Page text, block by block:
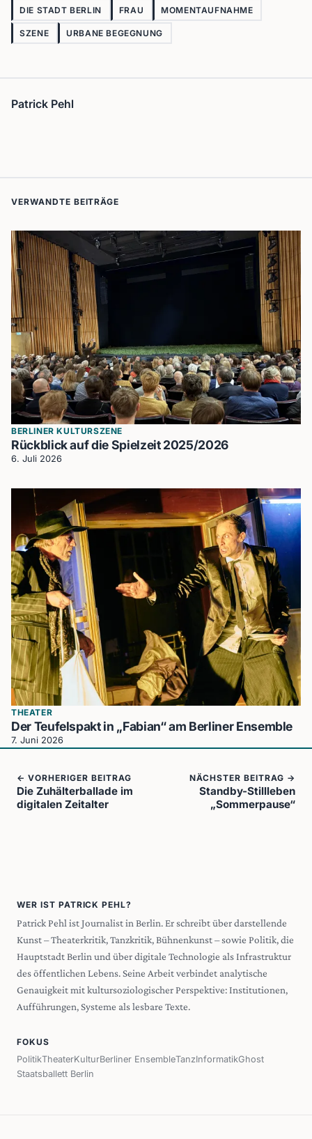
DIE STADT BERLIN FRAU MOMENTAUFNAHME
SZENE URBANE BEGEGNUNG
Patrick Pehl
VERWANDTE BEITRÄGE
BERLINER KULTURSZENE
Rückblick auf die Spielzeit 2025/2026
6. Juli 2026
THEATER
Der Teufelspakt in „Fabian“ am Berliner Ensemble
7. Juni 2026
← VORHERIGER BEITRAG
Die Zuhälterballade im
digitalen Zeitalter
NÄCHSTER BEITRAG →
Standby-Stillleben
„Sommerpause“
WER IST PATRICK PEHL?
Patrick Pehl ist Journalist in Berlin. Er schreibt über darstellende
Kunst – Theaterkritik, Tanzkritik, Bühnenkunst – sowie Politik, die
Hauptstadt Berlin und über digitale Technologie als Infrastruktur
des öffentlichen Lebens. Seine Arbeit verbindet analytische
Genauigkeit mit kultursoziologischer Perspektive: Institutionen,
Aufführungen, Systeme als lesbare Texte.
FOKUS
PolitikTheaterKulturBerliner EnsembleTanzInformatikGhost
Staatsballett Berlin